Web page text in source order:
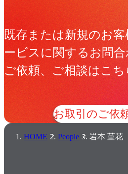
既存または新規のお
ービスに関するお問
ご依頼、ご相談はこ
お取引のご依
HOME People 岩本 菫花